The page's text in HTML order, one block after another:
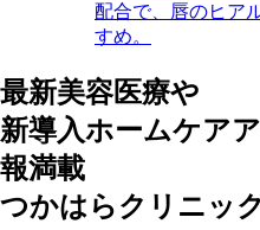
配合で、唇のヒア
すめ。
最新美容医療や
新導入ホームケア
報満載
つかはらクリニッ